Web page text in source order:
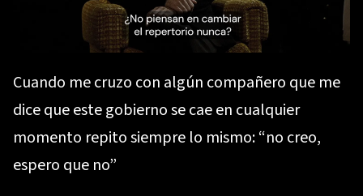
Cuando me cruzo con algún compañero que me
dice que este gobierno se cae en cualquier
momento repito siempre lo mismo: “no creo,
espero que no”